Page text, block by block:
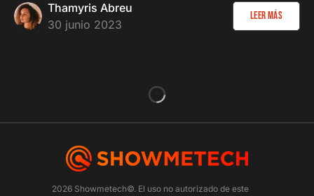
Thamyris Abreu
30 junio 2023
Leer más
2026 Showmetech©. El uso no autorizado de este